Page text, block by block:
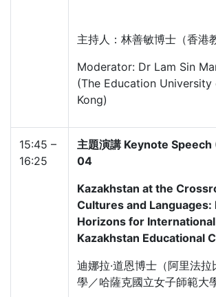
主持人：林善敏博士（香港
Moderator: Dr Lam Sin
(The Education University
Kong)
15:45 –
16:25
主題演講 Keynote
04
Kazakhstan at the
Cultures and Languages:
Horizons for
Kazakhstan Educational
迪娜拉·道恩博士（阿里法
學／哈薩克國立女子師範大